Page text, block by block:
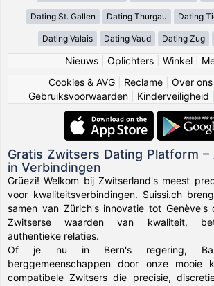
Dating St. Gallen Dating Thurgau Dating
Dating Valais Dating Vaud Dating Zug
Nieuws| Oplichters| Winkel|
Cookies & AVG
Reclame Over ons
Gebruiksvoorwaarden
Kinderveiligheid
Gratis Zwitsers Dating Platform –
in Verbindingen
Grüezi! Welkom bij Zwitserland's meest
voor kwaliteitsverbindingen. Suissi.ch
samen van Zürich's innovatie tot Genève's
Zwitserse waarden van kwaliteit,
authentieke relaties.
Of je nu in Bern's regering,
berggemeenschappen door onze mooie
compatibele Zwitsers die precisie,